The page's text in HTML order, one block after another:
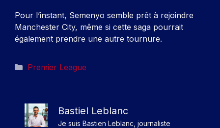
Pour l’instant, Semenyo semble prêt à rejoindre
Manchester City, même si cette saga pourrait
également prendre une autre tournure.
Catégories
Premier League
Bastiel Leblanc
Je suis Bastien Leblanc, journaliste